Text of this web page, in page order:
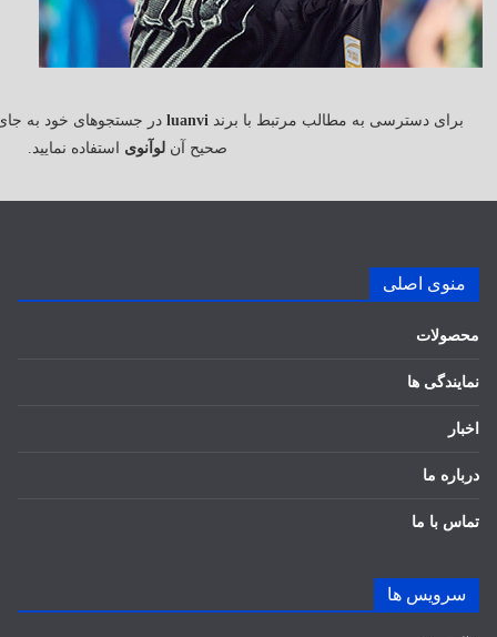
برای دسترسی به مطالب مرتبط با برندluanvi در جستجوهای خود به
صحیح آنلوآنوی استفاده نمایید.
منوی اصلی
محصولات
نمایندگی ها
اخبار
درباره ما
تماس با ما
سرویس ها